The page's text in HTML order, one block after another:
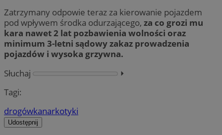
Zatrzymany odpowie teraz za kierowanie pojazdem
pod wpływem środka odurzającego, za co grozi mu
kara nawet 2 lat pozbawienia wolności oraz
minimum 3-letni sądowy zakaz prowadzenia
pojazdów i wysoka grzywna.
Słuchaj
⏵︎
Tagi:
drogówkanarkotyki
Udostępnij